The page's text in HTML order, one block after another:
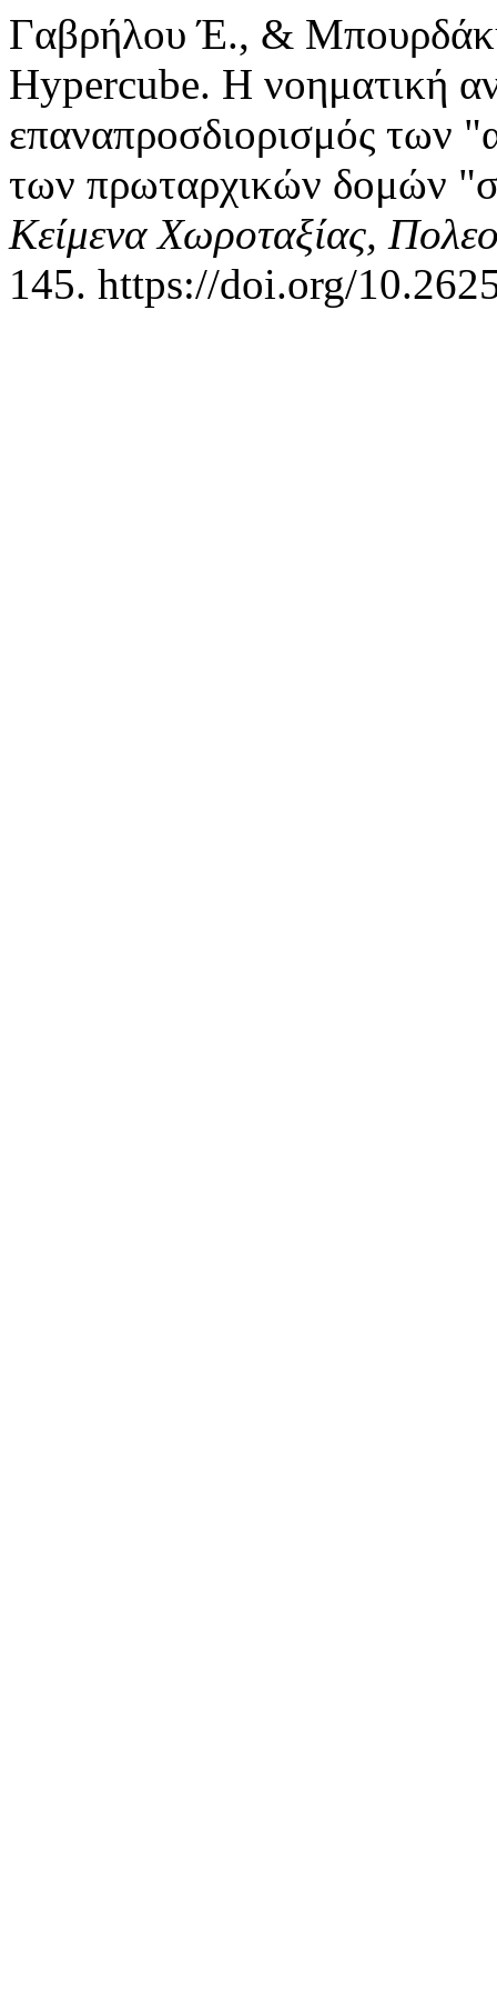
Γαβρήλου Έ., &
Hypercube. Η νοηματική
επαναπροσδιορισμός των
των πρωταρχικών δομών
Κείμενα Χωροταξίας,
145. https://doi.org/